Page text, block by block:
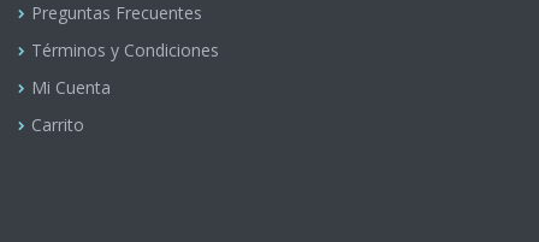
Preguntas Frecuentes
Términos y Condiciones
Mi Cuenta
Carrito